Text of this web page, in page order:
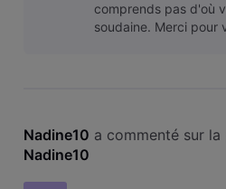
comprends pas d'où
soudaine. Merci pour
Nadine10 a commenté sur
Nadine10